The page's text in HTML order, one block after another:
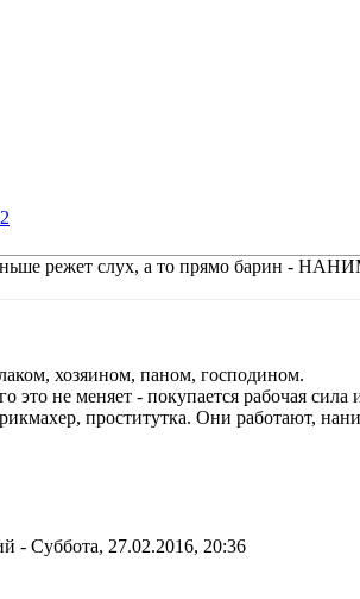
режет слух, а то прямо барин -
хозяином, паном, господином.
не меняет - покупается рабочая сила
проститутка. Они работают,
- Суббота, 27.02.2016, 20:36